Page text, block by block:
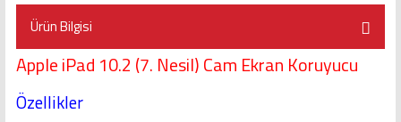
Ürün Bilgisi
Apple iPad 10.2 (7. Nesil) Cam Ekran Koruyucu
Özellikler